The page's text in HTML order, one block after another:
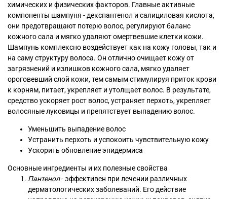
химических и физических факторов. Главные активные
компоненты шампуня - декспантенол и салициловая кислота,
они предотвращают потерю волос, регулируют баланс
кожного сала и мягко удаляют омертвевшие клетки кожи.
Шампунь комплексно воздействует как на кожу головы, так и
на саму структуру волоса. Он отлично очищает кожу от
загрязнений и излишков кожного сала, мягко удаляет
ороговевший слой кожи, тем самым стимулируя приток крови
к корням, питает, укрепляет и утолщает волос. В результате,
средство ускоряет рост волос, устраняет перхоть, укрепляет
волосяные луковицы и препятствует выпадению волос.
Уменьшить выпадение волос
Устранить перхоть и успокоить чувствительную кожу
Ускорить обновление эпидермиса
Основные ингредиенты и их полезные свойства
Пантенол- эффективен при лечении различных
дерматологических заболеваний. Его действие